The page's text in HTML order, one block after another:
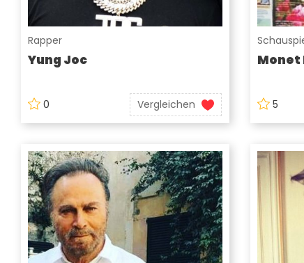
Rapper
Yung Joc
0 Vergleichen
Monet
5